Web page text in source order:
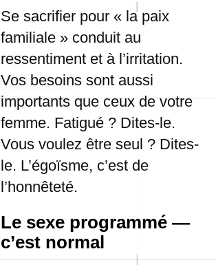
Se sacrifier pour « la paix
familiale » conduit au
ressentiment et à l’irritation.
Vos besoins sont aussi
importants que ceux de votre
femme. Fatigué ? Dites-le.
Vous voulez être seul ? Dites-
le. L’égoïsme, c’est de
l’honnêteté.
Le sexe programmé —
c’est normal